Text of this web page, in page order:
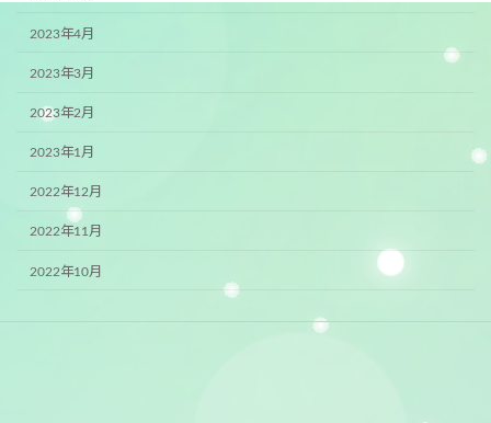
2023年4月
2023年3月
2023年2月
2023年1月
2022年12月
2022年11月
2022年10月